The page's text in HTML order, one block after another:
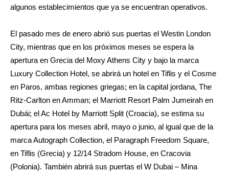
algunos establecimientos que ya se encuentran operativos.
El pasado mes de enero abrió sus puertas el Westin London
City, mientras que en los próximos meses se espera la
apertura en Grecia del Moxy Athens City y bajo la marca
Luxury Collection Hotel, se abrirá un hotel en Tiflis y el Cosme
en Paros, ambas regiones griegas; en la capital jordana, The
Ritz-Carlton en Amman; el Marriott Resort Palm Jumeirah en
Dubái; el Ac Hotel by Marriott Split (Croacia), se estima su
apertura para los meses abril, mayo o junio, al igual que de la
marca Autograph Collection, el Paragraph Freedom Square,
en Tiflis (Grecia) y 12/14 Stradom House, en Cracovia
(Polonia). También abrirá sus puertas el W Dubai – Mina